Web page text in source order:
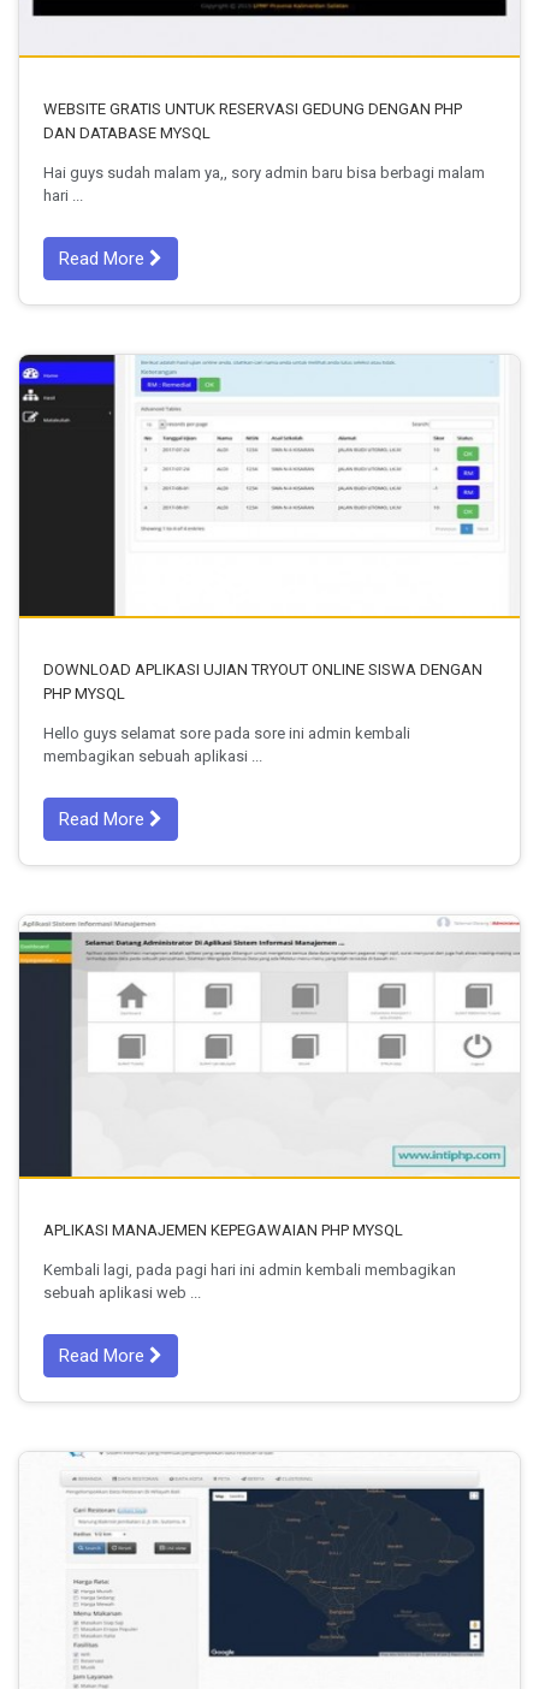
WEBSITE GRATIS UNTUK RESERVASI GEDUNG DENGAN PHP
DAN DATABASE MYSQL
Hai guys sudah malam ya,, sory admin baru bisa berbagi malam
hari ...
Read More
DOWNLOAD APLIKASI UJIAN TRYOUT ONLINE SISWA DENGAN
PHP MYSQL
Hello guys selamat sore pada sore ini admin kembali
membagikan sebuah aplikasi ...
Read More
APLIKASI MANAJEMEN KEPEGAWAIAN PHP MYSQL
Kembali lagi, pada pagi hari ini admin kembali membagikan
sebuah aplikasi web ...
Read More